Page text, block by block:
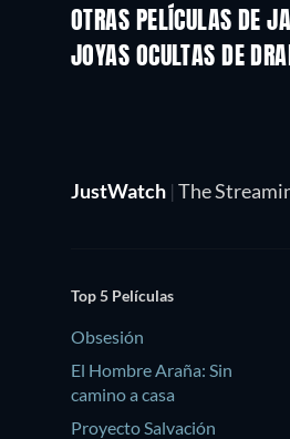
OTRAS PELÍCULAS DE
JOYAS OCULTAS DE
JustWatch | The
Top 5 Películas
Obsesión
El Hombre Araña: Sin
camino a casa
Proyecto Salvación